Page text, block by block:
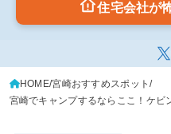
住宅会社が
HOME 宮崎おすすめスポット
宮崎でキャンプするならここ！ケビ